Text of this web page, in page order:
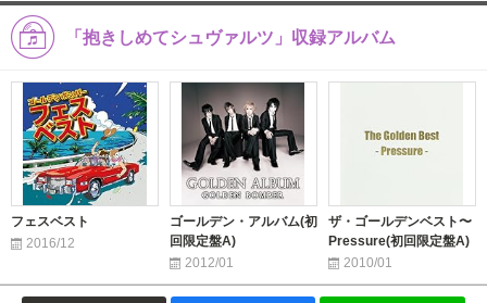
「抱きしめてシュヴァルツ」収録アルバム
フェスベスト
2016/12
ゴールデン・アルバム(初
回限定盤A)
2012/01
ザ・ゴールデンベスト〜
Pressure(初回限定盤A)
2010/01